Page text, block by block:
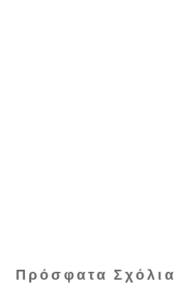
Πρόσφατα Σχόλια